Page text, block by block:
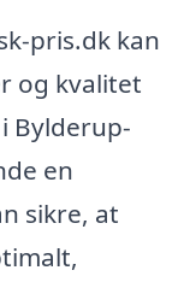
pris.dk kan
og kvalitet
Bylderup-
en
sikre, at